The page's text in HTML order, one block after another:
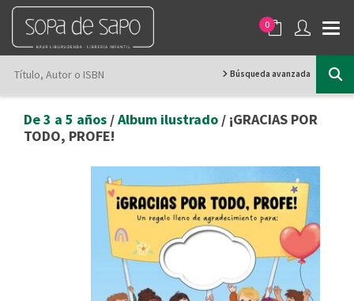
0
Búsqueda avanzada
De 3 a 5 años /Album ilustrado / ¡GRACIAS POR
TODO, PROFE!